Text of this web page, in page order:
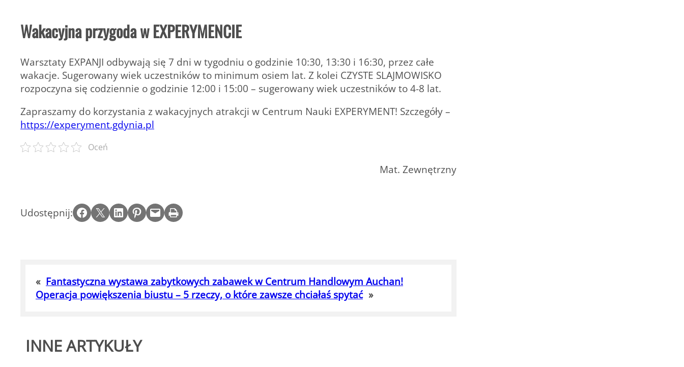
Wakacyjna przygoda w EXPERYMENCIE
Warsztaty EXPANJI odbywają się 7 dni w tygodniu o godzinie 10:30, 13:30 i 16:30, przez całe
wakacje. Sugerowany wiek uczestników to minimum osiem lat. Z kolei CZYSTE SLAJMOWISKO
rozpoczyna się codziennie o godzinie 12:00 i 15:00 – sugerowany wiek uczestników to 4-8 lat.
Zapraszamy do korzystania z wakacyjnych atrakcji w Centrum Nauki EXPERYMENT! Szczegóły –
https://experyment.gdynia.pl
Oceń
Mat. Zewnętrzny
Udostępnij: Share on Facebook Email this Page Share on LinkedIn Share on Pinterest Email this Page Print this Page
« Fantastyczna wystawa zabytkowych zabawek w Centrum Handlowym Auchan!
Operacja powiększenia biustu – 5 rzeczy, o które zawsze chciałaś spytać »
INNE ARTYKUŁY